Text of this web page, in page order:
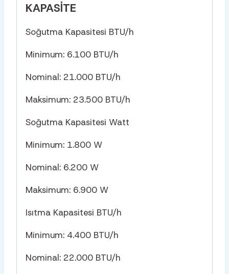
KAPASITE
Soğutma Kapasitesi BTU/h
Minimum: 6.100 BTU/h
Nominal: 21.000 BTU/h
Maksimum: 23.500 BTU/h
Soğutma Kapasitesi Watt
Minimum: 1.800 W
Nominal: 6.200 W
Maksimum: 6.900 W
Isıtma Kapasitesi BTU/h
Minimum: 4.400 BTU/h
Nominal: 22.000 BTU/h